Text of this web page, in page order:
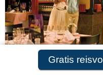
Gratis